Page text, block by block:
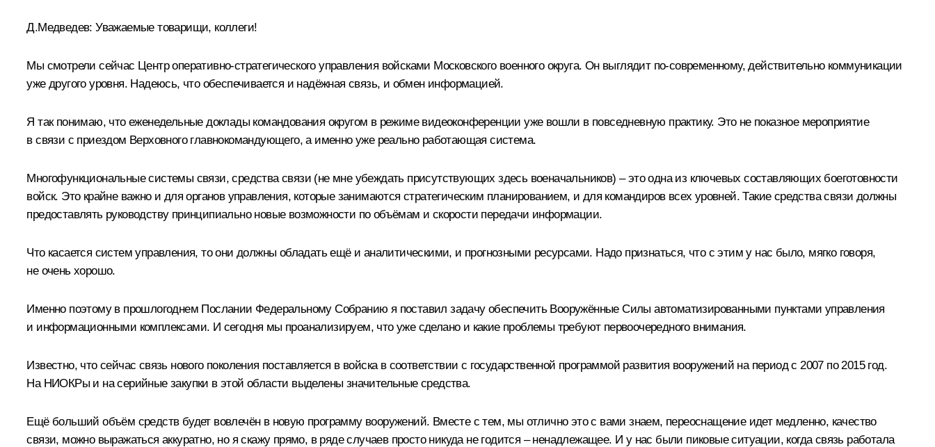
Д.Медведев:Уважаемые товарищи, коллеги!
Мы смотрели сейчас Центр оперативно-стратегического управления войсками Московского военного округа. Он выглядит по‑современному, действительно коммуникации
уже другого уровня. Надеюсь, что обеспечивается и надёжная связь, и обмен информацией.
Я так понимаю, что еженедельные доклады командования округом в режиме видеоконференции уже вошли в повседневную практику. Это не показное мероприятие
в связи с приездом Верховного главнокомандующего, а именно уже реально работающая система.
Многофункциональные системы связи, средства связи (не мне убеждать присутствующих здесь военачальников) – это одна из ключевых составляющих боеготовности
войск. Это крайне важно и для органов управления, которые занимаются стратегическим планированием, и для командиров всех уровней. Такие средства связи должны
предоставлять руководству принципиально новые возможности по объёмам и скорости передачи информации.
Что касается систем управления, то они должны обладать ещё и аналитическими, и прогнозными ресурсами. Надо признаться, что с этим у нас было, мягко говоря,
не очень хорошо.
Именно поэтому в прошлогоднем Послании Федеральному Собранию я поставил задачу обеспечить Вооружённые Силы автоматизированными пунктами управления
и информационными комплексами. И сегодня мы проанализируем, что уже сделано и какие проблемы требуют первоочередного внимания.
Известно, что сейчас связь нового поколения поставляется в войска в соответствии с государственной программой развития вооружений на период с 2007 по 2015 год.
На НИОКРы и на серийные закупки в этой области выделены значительные средства.
Ещё больший объём средств будет вовлечён в новую программу вооружений. Вместе с тем, мы отлично это с вами знаем, переоснащение идет медленно, качество
связи, можно выражаться аккуратно, но я скажу прямо, в ряде случаев просто никуда не годится – ненадлежащее. И у нас были пиковые ситуации, когда связь работала